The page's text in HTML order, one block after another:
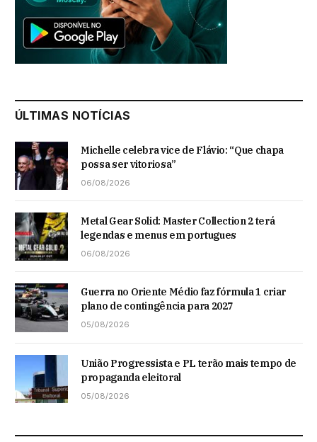
ÚLTIMAS NOTÍCIAS
Michelle celebra vice de Flávio: “Que chapa
possa ser vitoriosa”
06/08/2026
Metal Gear Solid: Master Collection 2 terá
legendas e menus em portugues
06/08/2026
Guerra no Oriente Médio faz fórmula 1 criar
plano de contingência para 2027
05/08/2026
União Progressista e PL terão mais tempo de
propaganda eleitoral
05/08/2026